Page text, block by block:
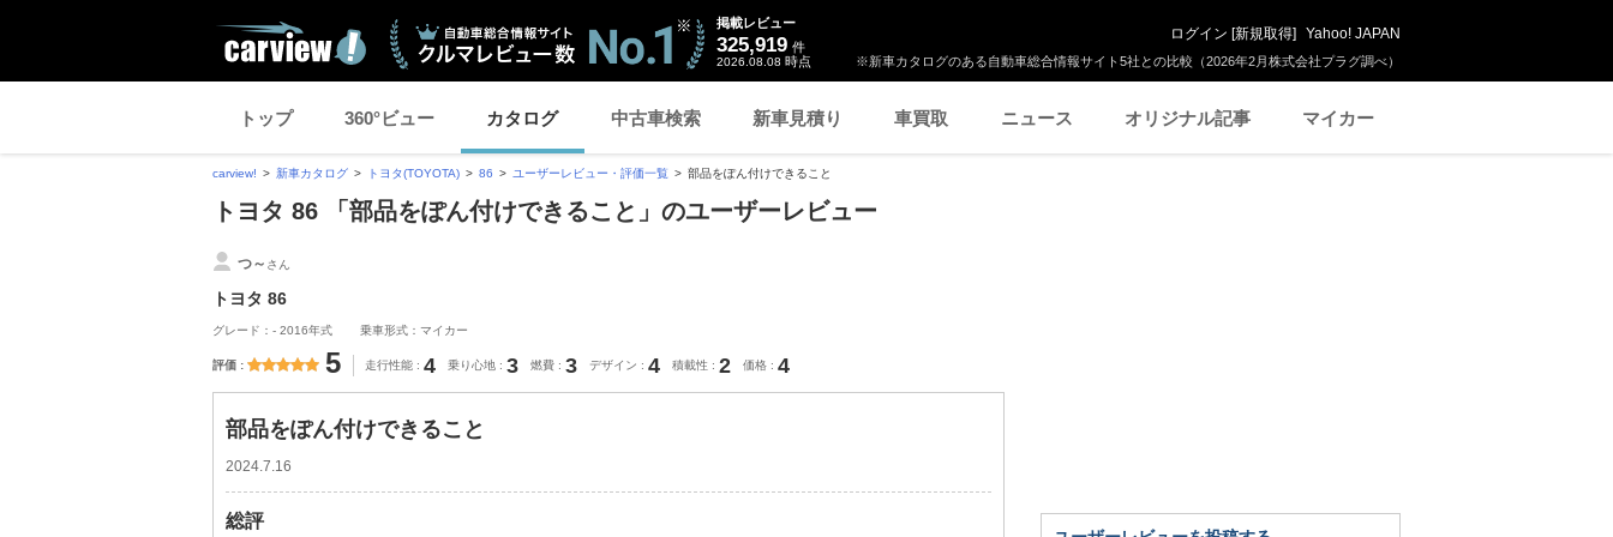
※新車カタログのある自動車総合情報サイト5社との比較（2026年2月株式会社プラグ調べ）
掲載レビュー
325,919 件
2026.08.08 時点
ログイン [新規取得] Yahoo! JAPAN
トップ 360°ビュー カタログ 中古車検索 新車見積り 車買取 ニュース オリジナル記事 マイカー
carview! 新車カタログ トヨタ(TOYOTA) 86 ユーザーレビュー・評価一覧 部品をぽん付けできること
トヨタ 86 「部品をぽん付けできること」のユーザーレビュー
つ～ さん
トヨタ 86
グレード：- 2016年式 乗車形式：マイカー
評価 5 走行性能 4 乗り心地 3 燃費 3 デザイン 4 積載性 2 価格 4
部品をぽん付けできること
2024.7.16
総評